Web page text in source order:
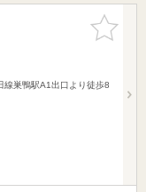
お気に入
りに追加
線巣鴨駅A1出口より徒歩8